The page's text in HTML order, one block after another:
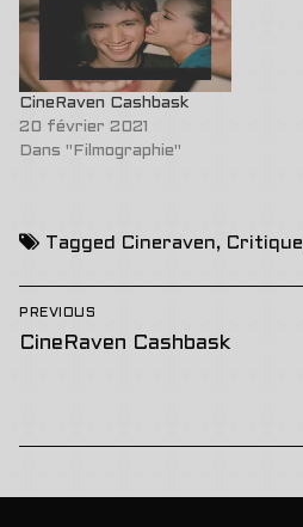
CineRaven Cashbask
20 février 2021
Dans "Filmographie"
Tagged Cineraven, Critique
Navigation
de
PREVIOUS
Previous
CineRaven Cashbask